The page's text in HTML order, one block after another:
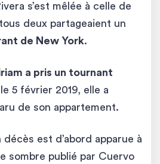
s’est mêlée à celle de
deux partageaient un
de New York.
a pris un tournant
5 février 2019, elle a
de son appartement.
décès est d’abord apparue à
sombre publié par Cuervo